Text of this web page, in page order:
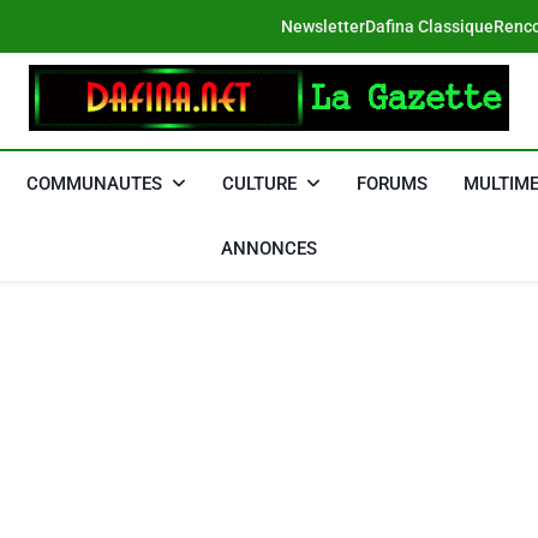
NewsletterDafina Classique
DAFINA
COMMUNAUTES CULTURE FORUMS
ANNONCES